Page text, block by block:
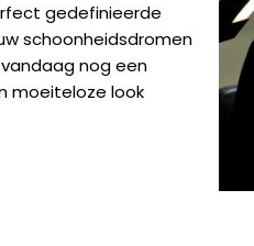
gedefinieerde
schoonheidsdromen
vandaag nog een
moeiteloze look